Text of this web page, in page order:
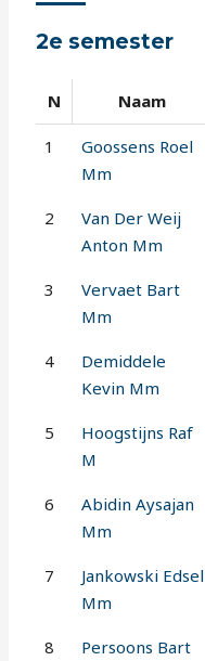
2e semester
N Naam
1
Goossens Roel
Mm
2
Van Der Weij
Anton Mm
3
Vervaet Bart
Mm
4
Demiddele
Kevin Mm
5
Hoogstijns Raf
M
6
Abidin Aysajan
Mm
7
Jankowski Edsel
Mm
8
Persoons Bart